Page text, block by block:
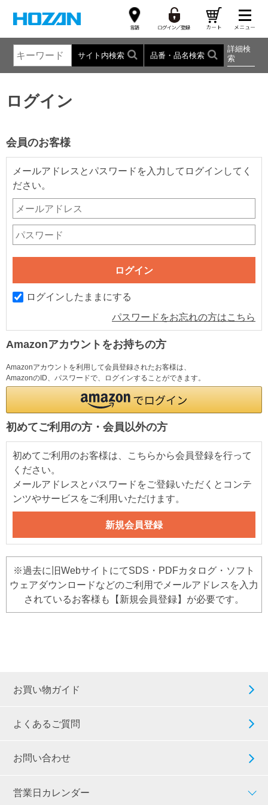
サイト内検索 品番・品名検索
詳細検
索
ログイン
会員のお客様
メールアドレスとパスワードを入力してログインしてく
ださい。
ログインしたままにする
パスワードをお忘れの方はこちら
Amazonアカウントをお持ちの方
Amazonアカウントを利用して会員登録されたお客様は、
AmazonのID、パスワードで、ログインすることができます。
初めてご利用の方・会員以外の方
初めてご利用のお客様は、こちらから会員登録を行って
ください。
メールアドレスとパスワードをご登録いただくとコンテ
ンツやサービスをご利用いただけます。
※過去に旧WebサイトにてSDS・PDFカタログ・ソフト
ウェアダウンロードなどのご利用でメールアドレスを入力
されているお客様も【新規会員登録】が必要です。
お買い物ガイド
よくあるご質問
お問い合わせ
営業日カレンダー